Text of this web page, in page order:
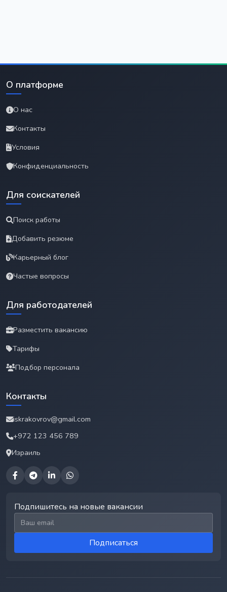
О платформе
О нас
Контакты
Условия
Конфиденциальность
Для соискателей
Поиск работы
Добавить резюме
Карьерный блог
Частые вопросы
Для работодателей
Разместить вакансию
Тарифы
Подбор персонала
Контакты
iskrakovrov@gmail.com
+972 123 456 789
Израиль
Подпишитесь на новые вакансии
Email для подписки
Подписаться